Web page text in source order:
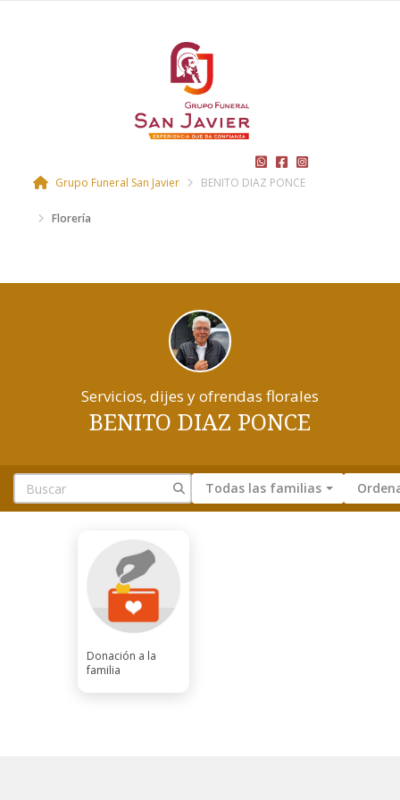
Grupo Funeral San Javier BENITO DIAZ PONCE
Florería
Servicios, dijes y ofrendas florales
BENITO DIAZ PONCE
Todas las familias
Donación a la
familia